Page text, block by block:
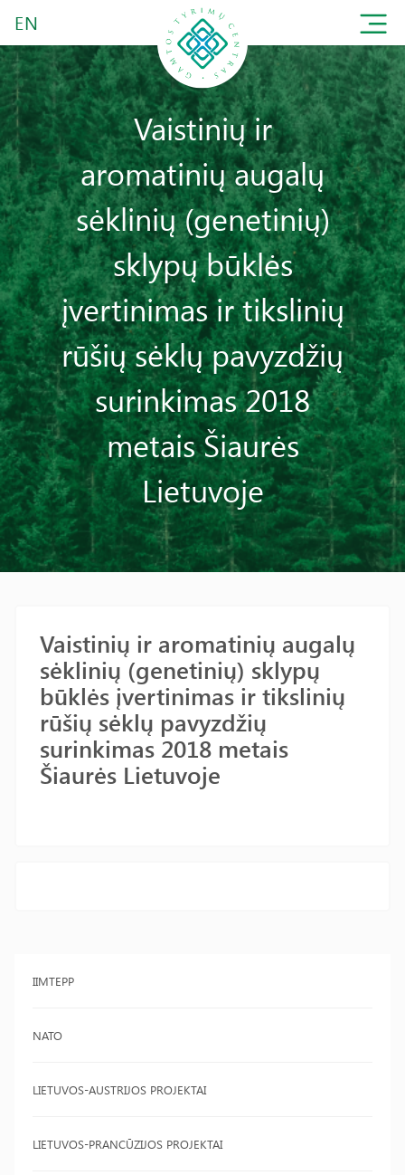
EN
Vaistinių ir
aromatinių augalų
sėklinių (genetinių)
sklypų būklės
įvertinimas ir tikslinių
rūšių sėklų pavyzdžių
surinkimas 2018
metais Šiaurės
Lietuvoje
IIMTEPP
NATO
LIETUVOS-AUSTRIJOS PROJEKTAI
LIETUVOS-PRANCŪZIJOS PROJEKTAI
Vaistinių ir aromatinių augalų
sėklinių (genetinių) sklypų
būklės įvertinimas ir tikslinių
rūšių sėklų pavyzdžių
surinkimas 2018 metais
Šiaurės Lietuvoje